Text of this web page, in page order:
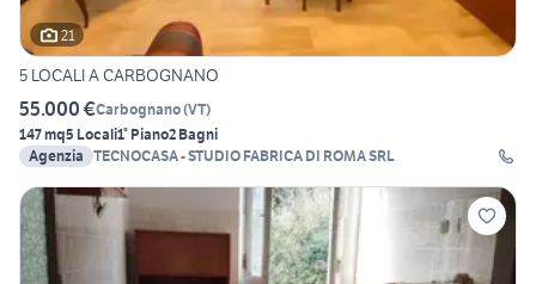
21
5 LOCALI A CARBOGNANO
55.000 €Carbognano(VT)
147 mq5 Locali1° Piano2 Bagni
Agenzia TECNOCASA - STUDIO FABRICA DI ROMA SRL